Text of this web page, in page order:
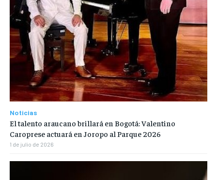
Noticias
El talento araucano brillará en Bogotá: Valentino
Caroprese actuará en Joropo al Parque 2026
1 de julio de 2026